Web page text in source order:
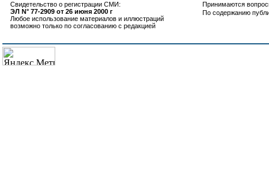
Свидетельство о регистрации СМИ:
ЭЛ N° 77-2909 от 26 июня 2000 г
Любое использование материалов и иллюстраций
возможно только по согласованию с редакцией
Принимаются
По содержанию